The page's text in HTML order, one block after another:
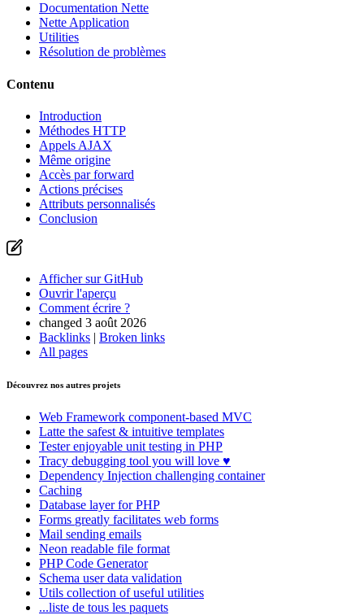
Documentation Nette
Nette Application
Utilities
Résolution de problèmes
Contenu
Introduction
Méthodes HTTP
Appels AJAX
Même origine
Accès par forward
Actions précises
Attributs personnalisés
Conclusion
Afficher sur GitHub
Ouvrir l'aperçu
Comment écrire ?
changed 3 août 2026
Backlinks | Broken links
All pages
Découvrez nos autres projets
Web Framework component-based MVC
Latte the safest & intuitive templates
Testerenjoyable unit testing in PHP
Tracy debugging tool you will love ♥
Dependency Injection challenging container
Caching
Database layer for PHP
Forms greatly facilitates web forms
Mail sending emails
Neon readable file format
PHP Code Generator
Schema user data validation
Utils collection of useful utilities
...liste de tous les paquets